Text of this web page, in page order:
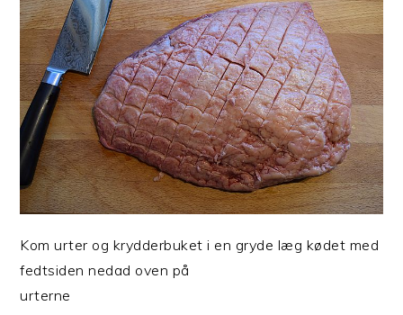
Kom urter og krydderbuket i en gryde læg kødet med
fedtsiden nedad oven på
urterne